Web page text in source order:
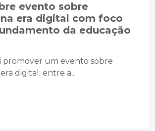
evento sobre
era digital com foco
da educação
promover um evento sobre
digital: entre a...